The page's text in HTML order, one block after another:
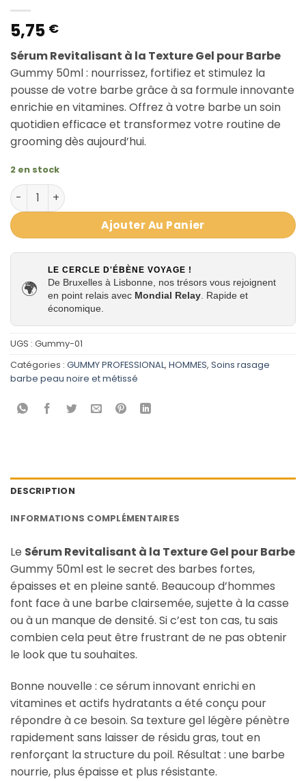
5,75 €
Sérum Revitalisant à la Texture Gel pour Barbe
Gummy 50ml : nourrissez, fortifiez et stimulez la
pousse de votre barbe grâce à sa formule innovante
enrichie en vitamines. Offrez à votre barbe un soin
quotidien efficace et transformez votre routine de
grooming dès aujourd’hui.
2 en stock
quantité de Sérum Revitalisant à la Texture Gel pour
Ajouter Au Panier
🌍
LE CERCLE D'ÉBÈNE VOYAGE !
De Bruxelles à Lisbonne, nos trésors vous rejoignent
en point relais avec Mondial Relay. Rapide et
économique.
UGS : Gummy-01
Catégories : GUMMY PROFESSIONAL, HOMMES, Soins rasage
barbe peau noire et métissé
DESCRIPTION
INFORMATIONS COMPLÉMENTAIRES
Le Sérum Revitalisant à la Texture Gel pour Barbe
Gummy 50ml est le secret des barbes fortes,
épaisses et en pleine santé. Beaucoup d’hommes
font face à une barbe clairsemée, sujette à la casse
ou à un manque de densité. Si c’est ton cas, tu sais
combien cela peut être frustrant de ne pas obtenir
le look que tu souhaites.
Bonne nouvelle : ce sérum innovant enrichi en
vitamines et actifs hydratants a été conçu pour
répondre à ce besoin. Sa texture gel légère pénètre
rapidement sans laisser de résidu gras, tout en
renforçant la structure du poil. Résultat : une barbe
nourrie, plus épaisse et plus résistante.